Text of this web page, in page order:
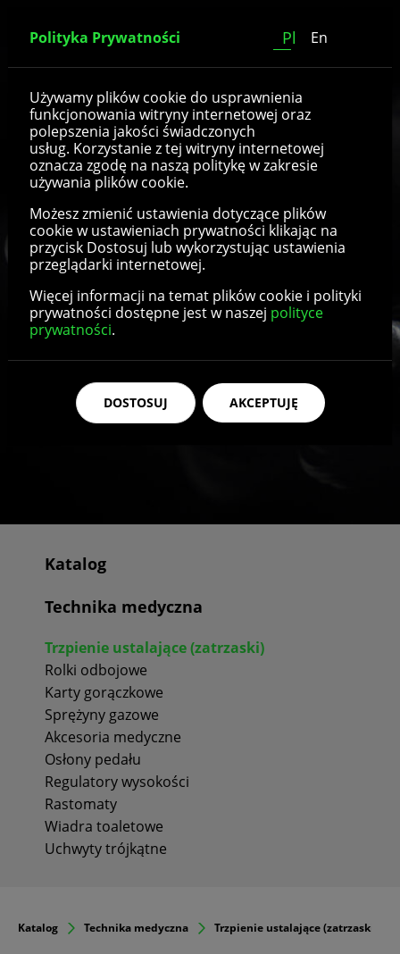
Trzpienie ustalające
(zatrzaski)
Katalog
Technika medyczna
Trzpienie ustalające (zatrzaski)
Rolki odbojowe
Karty gorączkowe
Sprężyny gazowe
Akcesoria medyczne
Osłony pedału
Regulatory wysokości
Rastomaty
Wiadra toaletowe
Uchwyty trójkątne
Katalog Technika medyczna Trzpienie ustalające (zatrzaski)
Polityka Prywatności Pl En
Używamy plików cookie do usprawnienia
funkcjonowania witryny internetowej oraz
polepszenia jakości świadczonych
usług. Korzystanie z tej witryny internetowej
oznacza zgodę na naszą politykę w zakresie
używania plików cookie.
Możesz zmienić ustawienia dotyczące plików
cookie w ustawieniach prywatności klikając na
przycisk Dostosuj lub wykorzystując ustawienia
przeglądarki internetowej.
Więcej informacji na temat plików cookie i polityki
prywatności dostępne jest w naszej polityce
prywatności.
DOSTOSUJ AKCEPTUJĘ